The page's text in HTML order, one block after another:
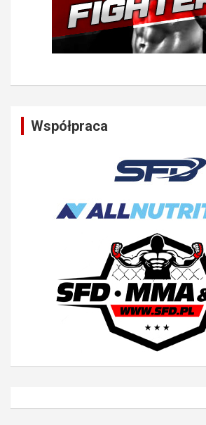
Współpraca